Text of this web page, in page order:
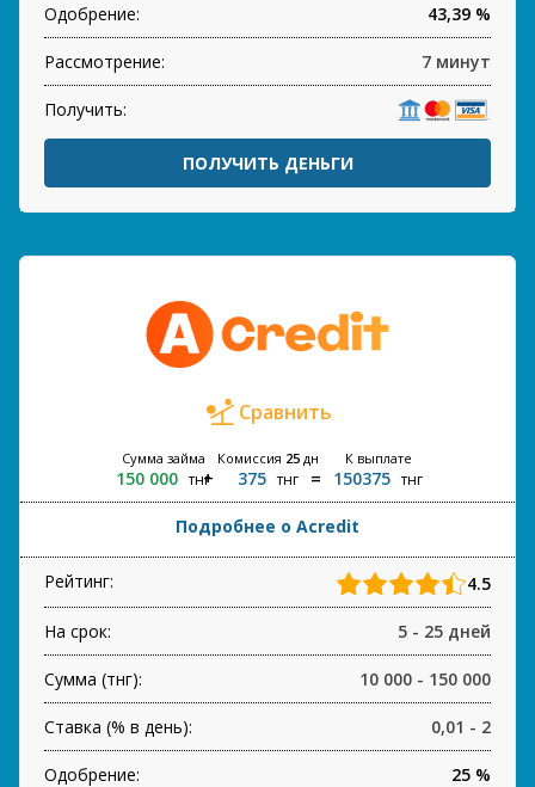
Одобрение: 43,39 %
Рассмотрение: 7 минут
Получить:
ПОЛУЧИТЬ ДЕНЬГИ
Сравнить
Сумма займа
150 000 тнг
Комиссия 25дн
375 тнг
К выплате
150375 тнг
Подробнее о Acredit
Рейтинг: 4.5
На срок: 5 - 25 дней
Сумма (тнг): 10 000 - 150 000
Ставка (% в день): 0,01 - 2
Одобрение: 25 %